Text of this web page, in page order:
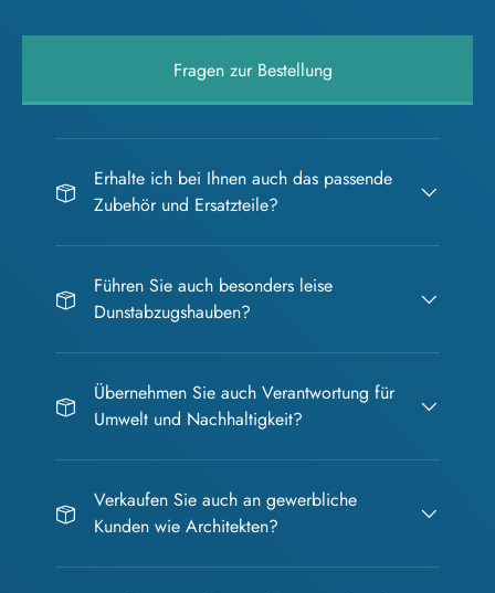
Fragen zur Bestellung
Erhalte ich bei Ihnen auch das passende
Zubehör und Ersatzteile?
Führen Sie auch besonders leise
Dunstabzugshauben?
Übernehmen Sie auch Verantwortung für
Umwelt und Nachhaltigkeit?
Verkaufen Sie auch an gewerbliche
Kunden wie Architekten?